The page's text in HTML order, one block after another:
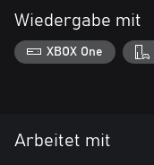
Einlösung. Kauf nur 1x
Informationen findest du
unter
Wiedergabe mit
XBOX One
Arbeitet mit